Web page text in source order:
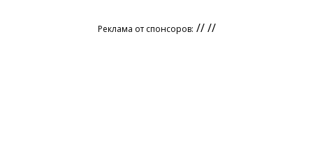
Реклама от спонсоров: // //